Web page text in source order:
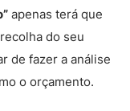
apenas terá que
do seu
de fazer a análise
o orçamento.